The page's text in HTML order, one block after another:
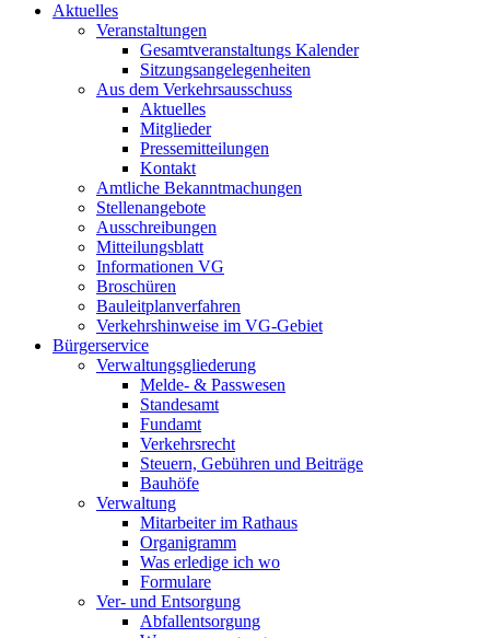
Aktuelles
Veranstaltungen
Gesamtveranstaltungs Kalender
Sitzungsangelegenheiten
Aus dem Verkehrsausschuss
Aktuelles
Mitglieder
Pressemitteilungen
Kontakt
Amtliche Bekanntmachungen
Stellenangebote
Ausschreibungen
Mitteilungsblatt
Informationen VG
Broschüren
Bauleitplanverfahren
Verkehrshinweise im VG-Gebiet
Bürgerservice
Verwaltungsgliederung
Melde- & Passwesen
Standesamt
Fundamt
Verkehrsrecht
Steuern, Gebühren und Beiträge
Bauhöfe
Verwaltung
Mitarbeiter im Rathaus
Organigramm
Was erledige ich wo
Formulare
Ver- und Entsorgung
Abfallentsorgung